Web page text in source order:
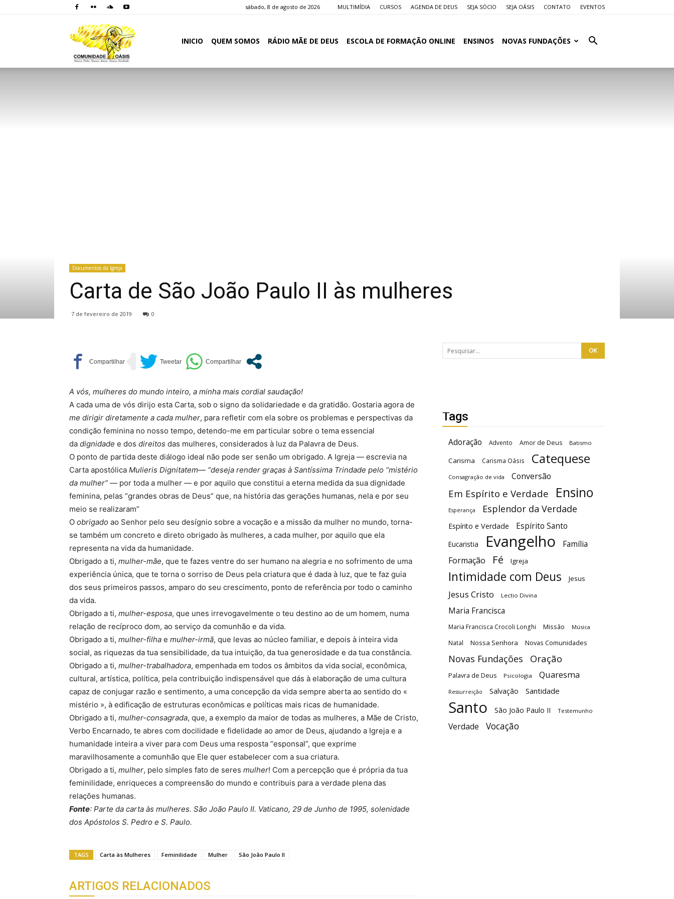
sábado, 8 de agosto de 2026 MULTIMÍDIA CURSOS AGENDA DE DEUS SEJA SÓCIO SEJA OÁSIS CONTATO EVENTOS
INICIO QUEM SOMOS RÁDIO MÃE DE DEUS ESCOLA DE FORMAÇÃO ONLINE ENSINOS NOVAS FUNDAÇÕES
Documentos da Igreja
Carta de São João Paulo II às mulheres
7 de fevereiro de 2019 0
A vós, mulheres do mundo inteiro, a minha mais cordial saudação!
A cada uma de vós dirijo esta Carta, sob o signo da solidariedade e da gratidão. Gostaria agora de
me dirigir diretamente a cada mulher, para refletir com ela sobre os problemas e perspectivas da
condição feminina no nosso tempo, detendo-me em particular sobre o tema essencial
da dignidade e dos direitos das mulheres, considerados à luz da Palavra de Deus.
O ponto de partida deste diálogo ideal não pode ser senão um obrigado. A Igreja — escrevia na
Carta apostólica Mulieris Dignitatem— “deseja render graças à Santíssima Trindade pelo “mistério
da mulher” — por toda a mulher — e por aquilo que constitui a eterna medida da sua dignidade
feminina, pelas “grandes obras de Deus” que, na história das gerações humanas, nela e por seu
meio se realizaram”
O obrigado ao Senhor pelo seu desígnio sobre a vocação e a missão da mulher no mundo, torna-
se também um concreto e direto obrigado às mulheres, a cada mulher, por aquilo que ela
representa na vida da humanidade.
Obrigado a ti, mulher-mãe, que te fazes ventre do ser humano na alegria e no sofrimento de uma
experiência única, que te torna o sorriso de Deus pela criatura que é dada à luz, que te faz guia
dos seus primeiros passos, amparo do seu crescimento, ponto de referência por todo o caminho
da vida.
Obrigado a ti, mulher-esposa, que unes irrevogavelmente o teu destino ao de um homem, numa
relação de recíproco dom, ao serviço da comunhão e da vida.
Obrigado a ti, mulher-filha e mulher-irmã, que levas ao núcleo familiar, e depois à inteira vida
social, as riquezas da tua sensibilidade, da tua intuição, da tua generosidade e da tua constância.
Obrigado a ti, mulher-trabalhadora, empenhada em todos os âmbitos da vida social, econômica,
cultural, artística, política, pela contribuição indispensável que dás à elaboração de uma cultura
capaz de conjugar razão e sentimento, a uma concepção da vida sempre aberta ao sentido do «
mistério », à edificação de estruturas econômicas e políticas mais ricas de humanidade.
Obrigado a ti, mulher-consagrada, que, a exemplo da maior de todas as mulheres, a Mãe de Cristo,
Verbo Encarnado, te abres com docilidade e fidelidade ao amor de Deus, ajudando a Igreja e a
humanidade inteira a viver para com Deus uma resposta “esponsal”, que exprime
maravilhosamente a comunhão que Ele quer estabelecer com a sua criatura.
Obrigado a ti, mulher, pelo simples fato de seres mulher! Com a percepção que é própria da tua
feminilidade, enriqueces a compreensão do mundo e contribuis para a verdade plena das
relações humanas.
Fonte: Parte da carta às mulheres. São João Paulo II. Vaticano, 29 de Junho de 1995, solenidade
dos Apóstolos S. Pedro e S. Paulo.
TAGS Carta às Mulheres Feminilidade Mulher São João Paulo II
ARTIGOS RELACIONADOS
Tags
Adoração Advento Amor de Deus Batismo
Carisma Carisma Oásis Catequese
Consagração de vida Conversão
Em Espírito e Verdade Ensino
Esperança Esplendor da Verdade
Espírito e Verdade Espírito Santo
Eucaristia Evangelho
Família
Formação
Fé Igreja
Intimidade com Deus Jesus
Jesus Cristo Lectio Divina
Maria Francisca
Maria Francisca Crocoli Longhi Missão Música
Natal Nossa Senhora Novas Comunidades
Novas Fundações Oração
Palavra de Deus Psicologia Quaresma
Ressurreição Salvação Santidade
Santo São João Paulo II Testemunho
Verdade Vocação